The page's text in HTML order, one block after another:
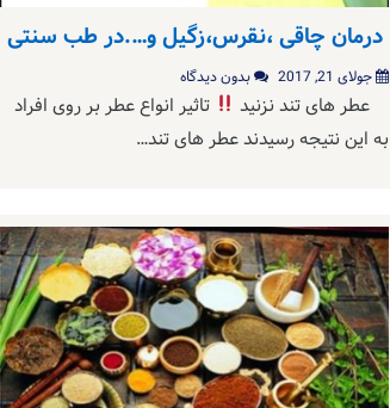
درمان چاقی ،نقرس،زگیل و….در طب سنتی
جولای 21, 2017 بدون دیدگاه
عطر های تند نزنید
تاثیر انواع عطر بر روی افراد
به این نتیجه رسیدند عطر های تند…